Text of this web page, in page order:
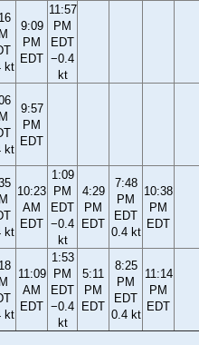
kt
9:09
PM
EDT
11:57
PM
EDT
−0.4
kt
kt
9:57
PM
EDT
kt
10:23
AM
EDT
1:09
PM
EDT
−0.4
kt
4:29
PM
EDT
7:48
PM
EDT
0.4 kt
10:38
PM
EDT
kt
11:09
AM
EDT
1:53
PM
EDT
−0.4
kt
5:11
PM
EDT
8:25
PM
EDT
0.4 kt
11:14
PM
EDT